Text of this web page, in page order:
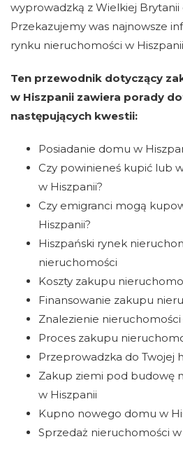
wyprowadzką z Wielkiej Brytanii
Przekazujemy was najnowsze
rynku nieruchomości w
Ten przewodnik dotyczący
w Hiszpanii zawiera porady
następujących kwestii:
Posiadanie domu w
Czy powinieneś kupić lub
w Hiszpanii?
Czy emigranci mogą
Hiszpanii?
Hiszpański rynek
nieruchomości
Koszty zakupu
Finansowanie zakupu
Znalezienie nieruchomości
Proces zakupu
Przeprowadzka do Twojej
Zakup ziemi pod budowę
w Hiszpanii
Kupno nowego domu w
Sprzedaż nieruchomości w